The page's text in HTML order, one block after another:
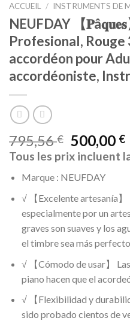
ACCUEIL / INSTRUMENTS DE
NEUFDAY 【
Profesional, Rouge
accordéon pour
accordéoniste,
795,56€ 500,00 €
Tous les prix incluent
Marque : NEUFDAY
√ 【Excelente artesanía
especialmente por un
graves son suaves y los
el timbre sea más
√ 【Cómodo de usar】
piano hacen que el
√ 【Flexibilidad y
sido probado cientos de